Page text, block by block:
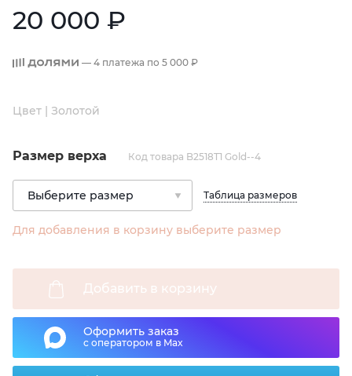
20 000 ₽
— 4 платежа по 5 000 ₽
Цвет | Золотой
Размер верха Код товара B2518T1 Gold--4
Таблица размеров
Для добавления в корзину выберите размер
Добавить в корзину
Оформить заказ
с оператором в Max